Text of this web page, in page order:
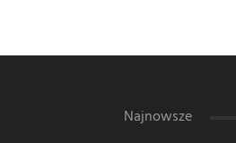
Najnowsze